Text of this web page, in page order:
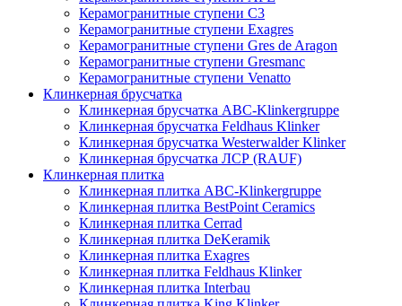
Керамогранитные ступени C3
Керамогранитные ступени Exagres
Керамогранитные ступени Gres de Aragon
Керамогранитные ступени Gresmanc
Керамогранитные ступени Venatto
Клинкерная брусчатка
Клинкерная брусчатка ABC-Klinkergruppe
Клинкерная брусчатка Feldhaus Klinker
Клинкерная брусчатка Westerwalder Klinker
Клинкерная брусчатка ЛСР (RAUF)
Клинкерная плитка
Клинкерная плитка ABC-Klinkergruppe
Клинкерная плитка BestPoint Ceramics
Клинкерная плитка Cerrad
Клинкерная плитка DeKeramik
Клинкерная плитка Exagres
Клинкерная плитка Feldhaus Klinker
Клинкерная плитка Interbau